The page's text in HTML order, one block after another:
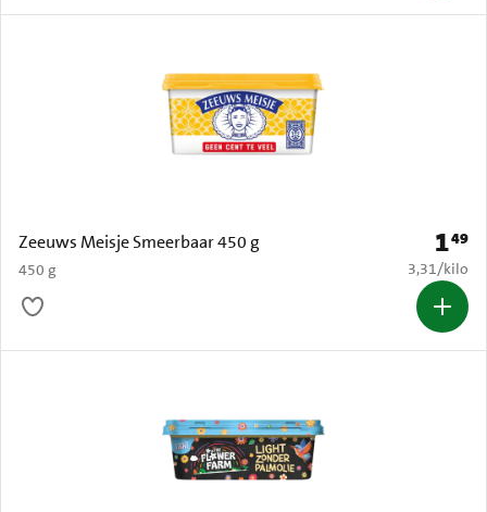
Zeeuws Meisje Smeerbaar 450 g
450 g
Prijs:
149
€ 3,31 per
3,31/kilo